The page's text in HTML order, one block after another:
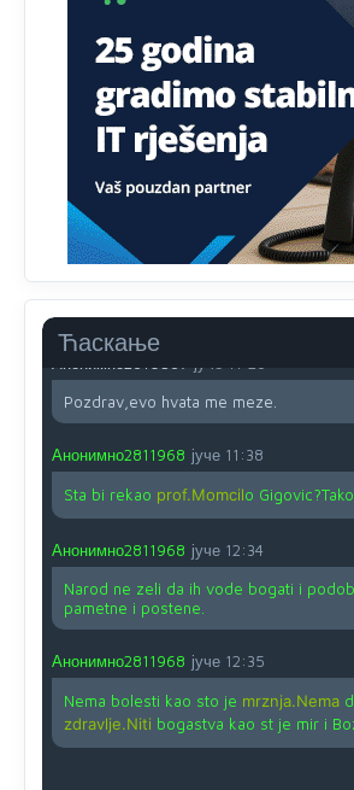
Ћаскање
Proguglajte
Анонимно2810587 јуче
11:21
O kako su cudni lvi ljudi,uzeli bi sve da
svima fajem,radujem se tudjoj sreci.I
na iso ce mjesto leci!
Анонимно2810587 јуче
11:24
Pozdrav,evo hvata me meze.
Анонимно2811968 јуче 11:38
Sta bi rekao prof.Momcilo
Анонимно2811968 јуче 12:34
Narod ne zeli da ih vode bogati i
pametne i postene.
Анонимно2811968 јуче 12:35
Nema bolesti kao sto je mrznja.Nema
zdravlje.Niti bogastva kao st je mir i